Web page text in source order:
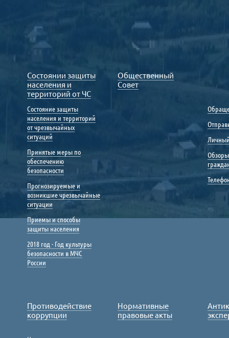
Состоянии защиты
населения и
территорий от ЧС
Состояние защиты
населения и территорий
от чрезвычайных
ситуаций
Принятые меры по
обеспечению
безопасности
Прогнозируемые и
возникшие чрезвычайные
ситуации
Приемы и способы
защиты населения
2018 год - Год культуры
безопасности в МЧС
России
Общественный
Совет
Противодействие
коррупции
Нормативные
правовые акты